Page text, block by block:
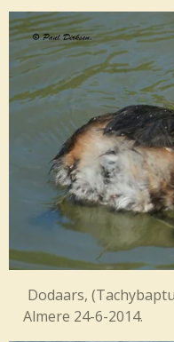
Dodaars,
Almere